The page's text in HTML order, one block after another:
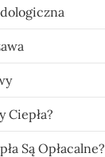
Ciepła?
Są Opłacalne?